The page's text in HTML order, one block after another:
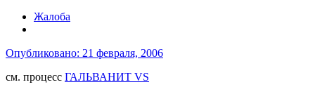
Жалоба
Опубликовано: 21 февраля, 2006
см. процесс ГАЛЬВАНИТ VS